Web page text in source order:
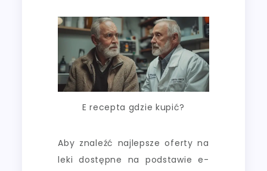
E recepta gdzie kupić?
Aby znaleźć najlepsze oferty na
leki dostępne na podstawie e-